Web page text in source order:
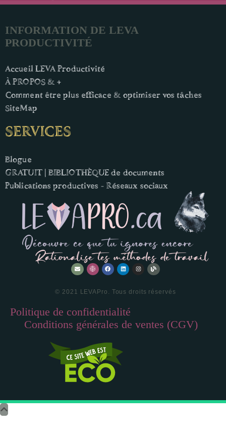
INFORMATION DE LEVA
PRODUCTIVITÉ
Accueil LEVA Productivité
À PROPOS & +
Comment être plus efficace & optimiser vos tâches
SiteMap
SERVICES
Blogue
GRATUIT | BIBLIOTHÈQUE de documents
Publications productives - Réseaux sociaux
© 2021 LEVAPro. Tous droits réservés
Politique de confidentialité
Conditions générales de ventes (CGV)